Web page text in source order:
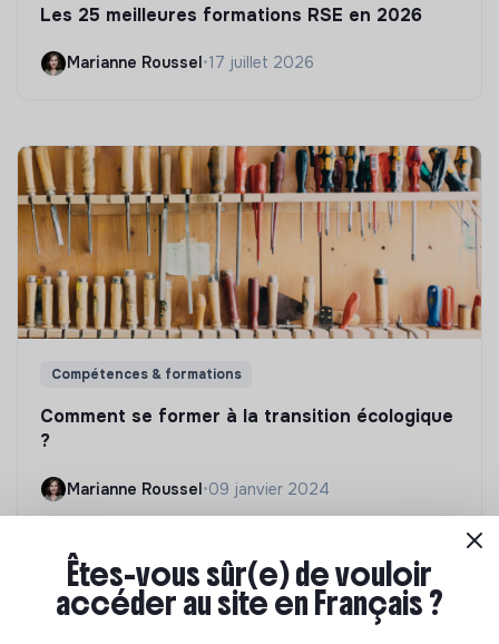
Les 25 meilleures formations RSE en 2026
Marianne Roussel•17 juillet 2026
Compétences & formations
Comment se former à la transition écologique
?
Marianne Roussel•09 janvier 2024
Êtes-vous sûr(e) de vouloir
accéder au site en Français ?